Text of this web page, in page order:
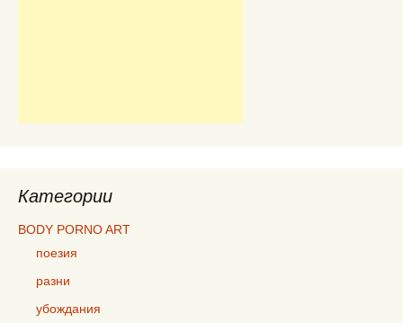
Категории
BODY PORNO ART
поезия
разни
убождания